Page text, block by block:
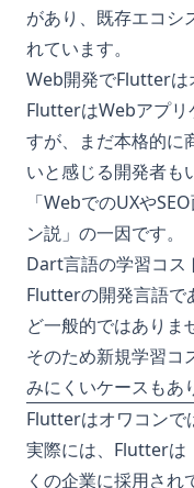
があり、既存エコシ
れています。
Web開発でFlutterは
FlutterはWebアプリ
すが、まだ本格的に
いと感じる開発者も
「WebでのUXや
ン説」の一因です。
Dart言語の学習コス
Flutterの開発言語で
ど一般的ではありま
そのため新規学習コ
みにくいケースもあ
Flutterはオワコンで
実際には、Flutterは
くの企業に採用され